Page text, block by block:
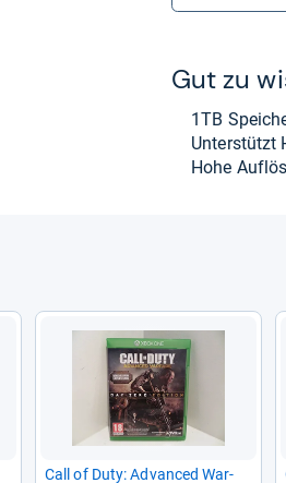
Gut zu
1TB
Unter­stützt
Hohe
Call of Duty: Advan­ced War­